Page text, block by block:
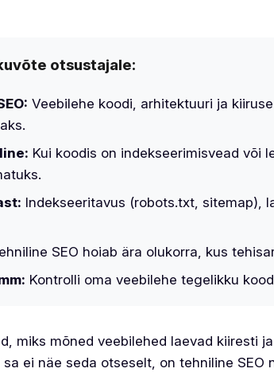
otsustajale:
Veebilehe koodi, arhitektuuri ja
Kui koodis on indekseerimisvead või
Indekseeritavus (robots.txt, sitemap),
SEO hoiab ära olukorra, kus
Kontrolli oma veebilehe tegelikku
miks mõned veebilehed laevad kiiresti
sa ei näe seda otseselt, on tehniline